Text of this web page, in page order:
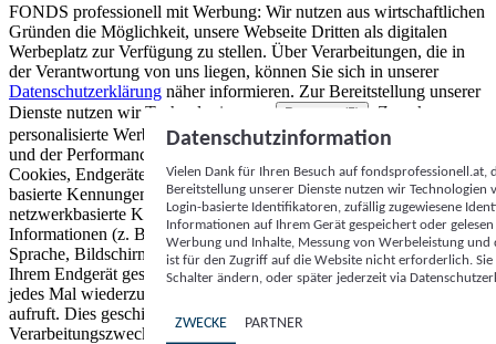
FONDS professionell mit Werbung: Wir nutzen aus wirtschaftlichen
Gründen die Möglichkeit, unsere Webseite Dritten als digitalen
Werbeplatz zur Verfügung zu stellen. Über Verarbeitungen, die in
der Verantwortung von uns liegen, können Sie sich in unserer
Datenschutzerklärung näher informieren. Zur Bereitstellung unserer
Dienste nutzen wir Technologien von
Partnern (5)
. Zwecke:
personalisierte Werbung und Inhalte, Messung von Werbeleistung
und der Performance von Inhalten sowie Zielgruppenforschung.
Cookies, Endgeräte- oder ähnliche Online-Kennungen (z. B. login-
basierte Kennungen, zufällig generierte Kennungen,
netzwerkbasierte Kennungen) können zusammen mit anderen
Informationen (z. B. Browsertyp und Browserinformationen,
Sprache, Bildschirmgröße, unterstützte Technologien usw.) auf
Ihrem Endgerät gespeichert oder von dort ausgelesen werden, um es
jedes Mal wiederzuerkennen, wenn es eine App oder einer Webseite
aufruft. Dies geschieht für einen oder mehrere der hier aufgeführten
Verarbeitungszwecke.
Datenschutzinformation
Vielen Dank für Ihren Besuch auf
Bereitstellung unserer Dienste nutzen wir Technologien
Login-basierte Identifikatoren, zufällig zugewiesene
Informationen auf Ihrem Gerät gespeichert oder
Werbung und Inhalte, Messung von Werbeleistung
ist für den Zugriff auf die Website nicht erforderlich.
Schalter ändern, oder später jederzeit via
ZWECKE PARTNER